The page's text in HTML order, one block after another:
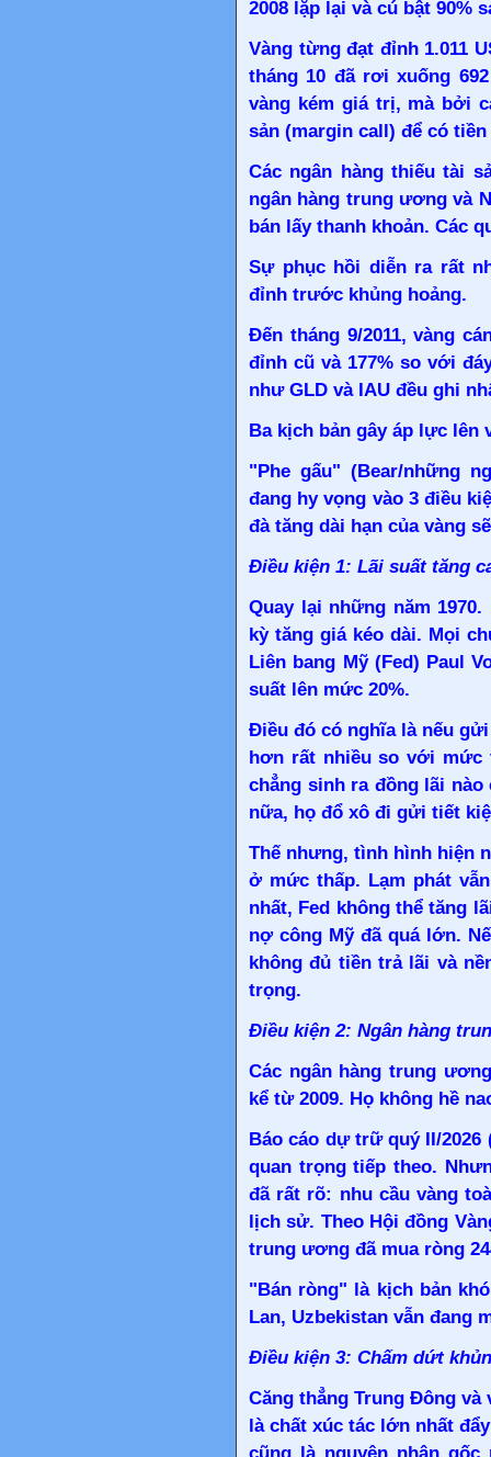
2008 lặp lại và cú bật 90%
Vàng từng đạt đỉnh 1.011
tháng 10 đã rơi xuống
vàng kém giá trị, mà bởi
sản (margin call) để có
Các ngân hàng thiếu tài
ngân hàng trung ương và
bán lấy thanh khoản. Các
Sự phục hồi diễn ra rất
đỉnh trước khủng hoảng.
Đến tháng 9/2011, vàng
đỉnh cũ và 177% so với
như GLD và IAU đều ghi
Ba kịch bản gây áp lực lên
"Phe gấu" (Bear/những
đang hy vọng vào 3 điều
đà tăng dài hạn của vàng
Điều kiện 1: Lãi suất tăng
Quay lại những năm
kỳ tăng giá kéo dài. Mọi
Liên bang Mỹ (Fed) Paul
suất lên mức 20%.
Điều đó có nghĩa là nếu
hơn rất nhiều so với mức
chẳng sinh ra đồng lãi
nữa, họ đổ xô đi gửi tiết
Thế nhưng, tình hình hiện
ở mức thấp. Lạm phát
nhất, Fed không thể tăng
nợ công Mỹ đã quá lớn.
không đủ tiền trả lãi và
trọng.
Điều kiện 2: Ngân hàng
Các ngân hàng trung
kể từ 2009. Họ không hề
Báo cáo dự trữ quý II/
quan trọng tiếp theo.
đã rất rõ: nhu cầu vàng
lịch sử. Theo Hội đồng
trung ương đã mua ròng
"Bán ròng" là kịch bản
Lan, Uzbekistan vẫn đang
Điều kiện 3: Chấm dứt
Căng thẳng Trung Đông
là chất xúc tác lớn nhất
cũng là nguyên nhân